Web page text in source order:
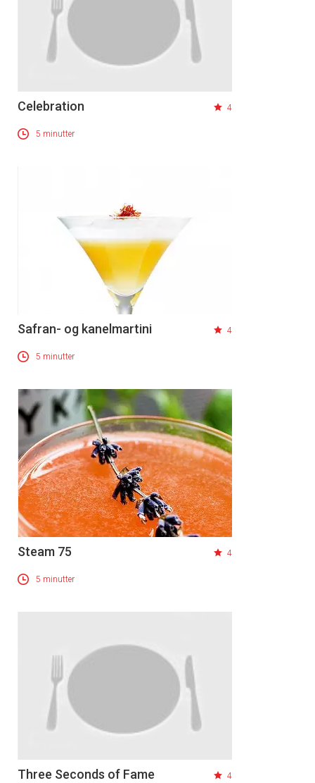
Celebration 4
5 minutter
Safran- og kanelmartini 4
5 minutter
Steam 75 4
5 minutter
Three Seconds of Fame 4